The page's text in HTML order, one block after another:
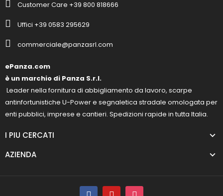
Customer Care +39 800 818666
Uffici +39 0583 295629
commerciale@panzasrl.com
ePanza.com
è un marchio di Panza S.r.l.
Leader nella fornitura di abbigliamento da lavoro, scarpe
antinfortunistiche U-Power e segnaletica stradale omologata per
enti pubblici, imprese e cantieri. Spedizioni rapide in tutta Italia.
I PIU CERCATI
AZIENDA